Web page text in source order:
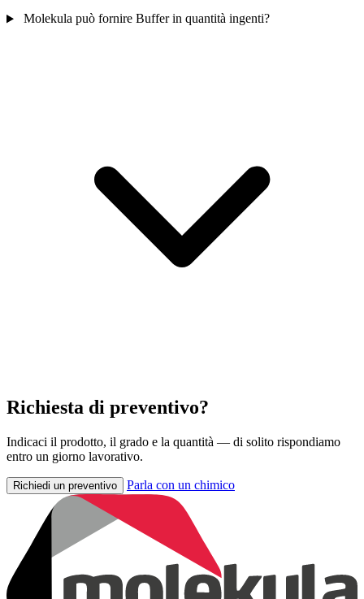
Molekula può fornire Buffer in quantità ingenti?
Richiesta di preventivo?
Indicaci il prodotto, il grado e la quantità — di solito rispondiamo
entro un giorno lavorativo.
Richiedi un preventivo Parla con un chimico